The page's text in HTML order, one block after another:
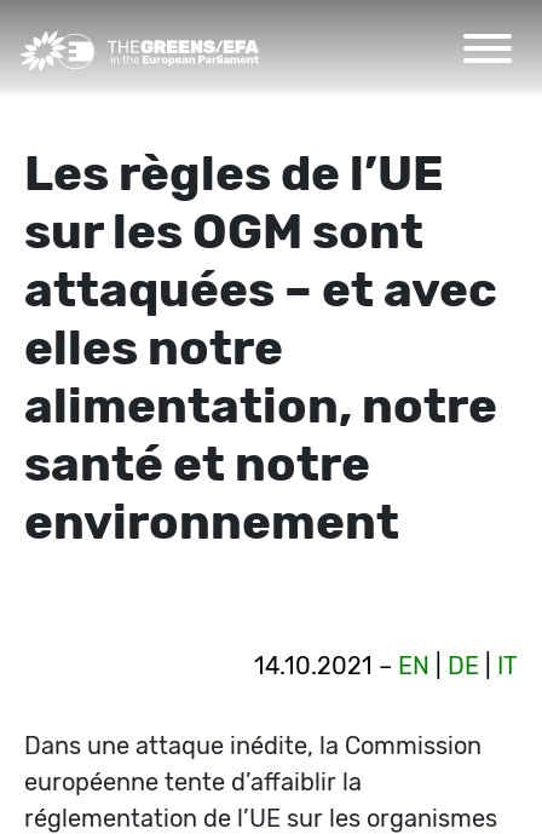
Les règles de l’UE
sur les OGM sont
attaquées – et avec
elles notre
alimentation, notre
santé et notre
environnement
14.10.2021 – EN DE IT
Dans une attaque inédite, la Commission
européenne tente d’affaiblir la
réglementation de l’UE sur les organismes